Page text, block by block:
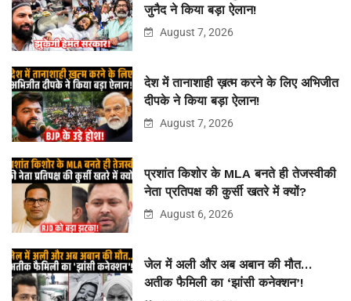
जुनैद ने किया बड़ा ऐलान!
August 7, 2026
देश में तानाशाही ख़त्म करने के लिए अभिजीत
दीपके ने किया बड़ा ऐलान!
August 7, 2026
प्रशांत किशोर के MLA बनते ही तेजस्वीकी
नेता प्रतिपक्ष की कुर्सी खतरे में क्यों?
August 6, 2026
जेल में अली और अब अबान की मौत…
अतीक फैमिली का ‘झांसी कनेक्शन’!